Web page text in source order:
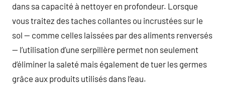
dans sa capacité à nettoyer en profondeur. Lorsque
vous traitez des taches collantes ou incrustées sur le
sol — comme celles laissées par des aliments renversés
— l’utilisation d’une serpillère permet non seulement
d’éliminer la saleté mais également de tuer les germes
grâce aux produits utilisés dans l’eau.